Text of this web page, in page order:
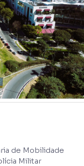
de Mobilidade
Militar